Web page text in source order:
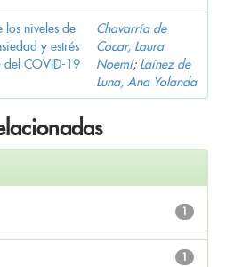
los niveles de
y estrés
del COVID-19
Chavarría de
Cocar, Laura
Noemí; Laínez de
Luna, Ana Yolanda
1
1